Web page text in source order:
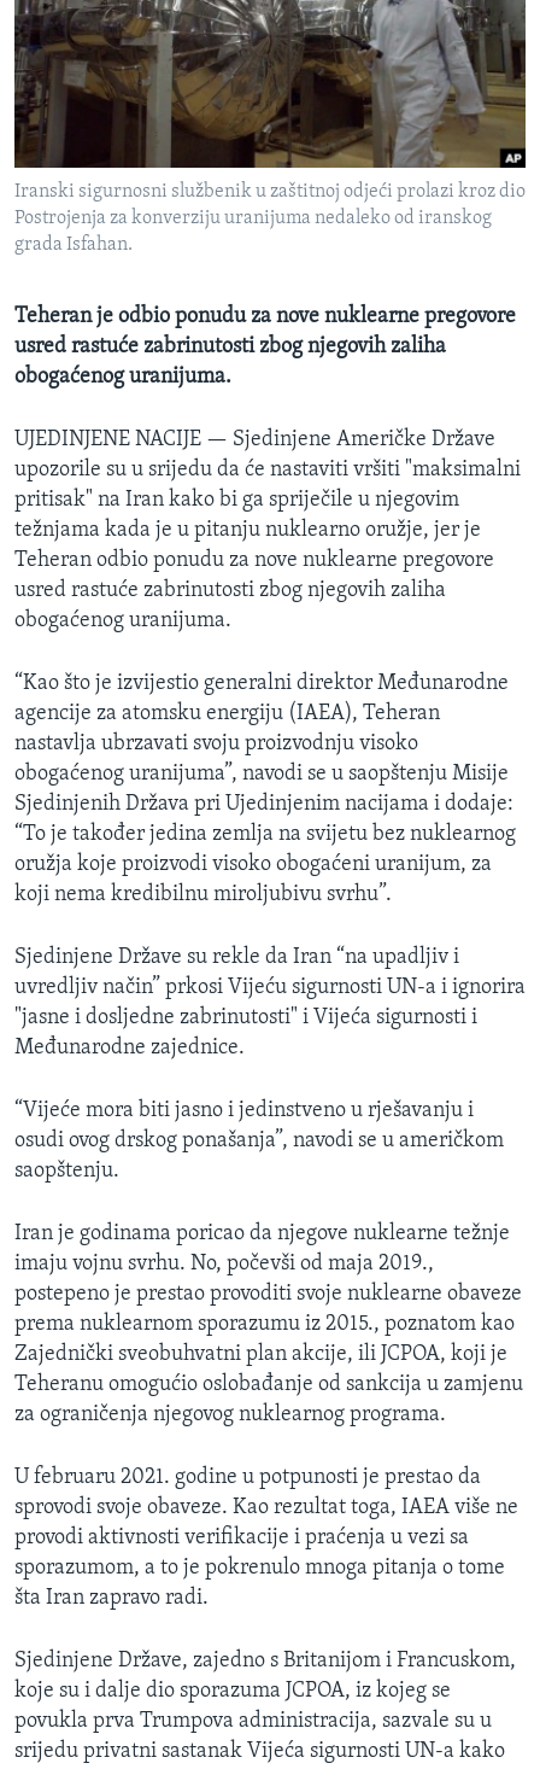
MAGAZIN
O GLASU AMERIKE
Learning English
PRATITE NAS
Jezici
Iranski sigurnosni službenik u zaštitnoj odjeći prolazi kroz dio
Postrojenja za konverziju uranijuma nedaleko od iranskog
grada Isfahan.
Teheran je odbio ponudu za nove nuklearne pregovore
usred rastuće zabrinutosti zbog njegovih zaliha
obogaćenog uranijuma.
UJEDINJENE NACIJE — Sjedinjene Američke Države
upozorile su u srijedu da će nastaviti vršiti "maksimalni
pritisak" na Iran kako bi ga spriječile u njegovim
težnjama kada je u pitanju nuklearno oružje, jer je
Teheran odbio ponudu za nove nuklearne pregovore
usred rastuće zabrinutosti zbog njegovih zaliha
obogaćenog uranijuma.
“Kao što je izvijestio generalni direktor Međunarodne
agencije za atomsku energiju (IAEA), Teheran
nastavlja ubrzavati svoju proizvodnju visoko
obogaćenog uranijuma”, navodi se u saopštenju Misije
Sjedinjenih Država pri Ujedinjenim nacijama i dodaje:
“To je također jedina zemlja na svijetu bez nuklearnog
oružja koje proizvodi visoko obogaćeni uranijum, za
koji nema kredibilnu miroljubivu svrhu”.
Sjedinjene Države su rekle da Iran “na upadljiv i
uvredljiv način” prkosi Vijeću sigurnosti UN-a i ignorira
"jasne i dosljedne zabrinutosti" i Vijeća sigurnosti i
Međunarodne zajednice.
“Vijeće mora biti jasno i jedinstveno u rješavanju i
osudi ovog drskog ponašanja”, navodi se u američkom
saopštenju.
Iran je godinama poricao da njegove nuklearne težnje
imaju vojnu svrhu. No, počevši od maja 2019.,
postepeno je prestao provoditi svoje nuklearne obaveze
prema nuklearnom sporazumu iz 2015., poznatom kao
Zajednički sveobuhvatni plan akcije, ili JCPOA, koji je
Teheranu omogućio oslobađanje od sankcija u zamjenu
za ograničenja njegovog nuklearnog programa.
U februaru 2021. godine u potpunosti je prestao da
sprovodi svoje obaveze. Kao rezultat toga, IAEA više ne
provodi aktivnosti verifikacije i praćenja u vezi sa
sporazumom, a to je pokrenulo mnoga pitanja o tome
šta Iran zapravo radi.
Sjedinjene Države, zajedno s Britanijom i Francuskom,
koje su i dalje dio sporazuma JCPOA, iz kojeg se
povukla prva Trumpova administracija, sazvale su u
srijedu privatni sastanak Vijeća sigurnosti UN-a kako